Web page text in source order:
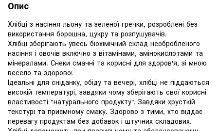
Опис
Хлібці з насіння льону та зеленої гречки, розроблені без
використання борошна, цукру та розпушувачів.
Хлібці зберігають увесь біохімічний склад необробленого
насіння і овочів включно з вітамінами, амінокислотами та
мінералами. Снеки смачні та корисні для здоров'я, зі мною
весело та здорово!
Ідеальні для сніданку, обіду та вечері, хлібці не піддаються
високій температурі, завдяки чому зберігають свої корисні
властивості "натурального продукту". Завдяки хрусткій
текстурі та приємному смаку. Здорово з тими, хто віддає
перевагу продуктам без добавок і штучних складових.